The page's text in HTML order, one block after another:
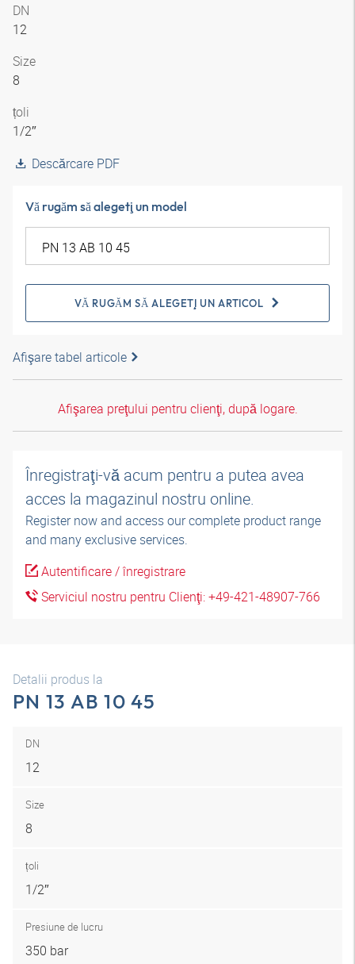
DN
12
Size
8
țoli
1/2″
Descărcare PDF
Vă rugăm să alegeţi un model
VĂ RUGĂM SĂ ALEGEŢI UN ARTICOL
Afişare tabel articole
Afişarea preţului pentru clienţi, după logare.
Înregistraţi-vă acum pentru a putea avea
acces la magazinul nostru online.
Register now and access our complete product range
and many exclusive services.
Autentificare / înregistrare
Serviciul nostru pentru Clienţi: +49-421-48907-766
Detalii produs la
PN 13 AB 10 45
DN
12
Size
8
țoli
1/2″
Presiune de lucru
350 bar